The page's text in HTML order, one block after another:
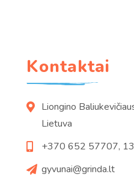
Kontaktai
Liongino
Lietuva
+370 652 57707,
gyvunai@grinda.lt